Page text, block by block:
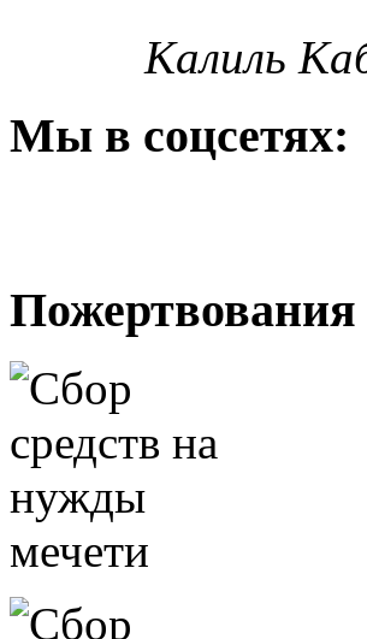
Калиль
Мы в соцсетях:
Пожертвования